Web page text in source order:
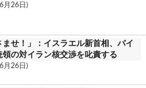
月26日)
ませ！」：イスラエル新首相、バイ
領の対イラン核交渉を叱責する
月26日)